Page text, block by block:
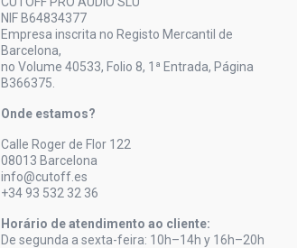
NIF B64834377
Empresa inscrita no Registo Mercantil de
Barcelona,
no Volume 40533, Folio 8, 1ª Entrada, Página
B366375.
Onde estamos?
Calle Roger de Flor 122
08013 Barcelona
info@cutoff.es
+34 93 532 32 36
Horário de atendimento ao cliente:
De segunda a sexta-feira: 10h–14h y 16h–20h